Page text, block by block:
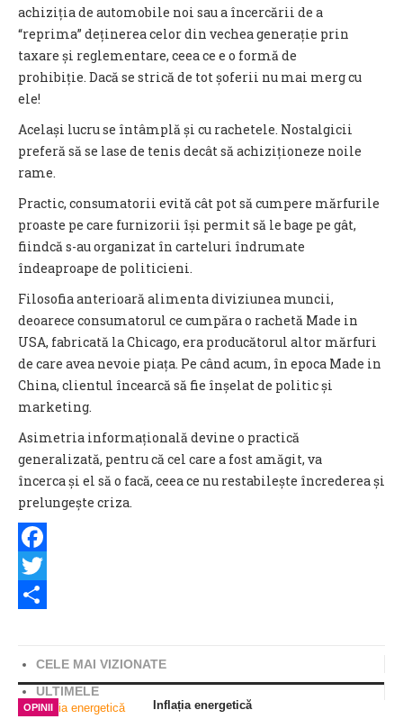
achiziția de automobile noi sau a încercării de a
“reprima” deținerea celor din vechea generație prin
taxare și reglementare, ceea ce e o formă de
prohibiție. Dacă se strică de tot șoferii nu mai merg cu
ele!
Același lucru se întâmplă și cu rachetele. Nostalgicii
preferă să se lase de tenis decât să achiziționeze noile
rame.
Practic, consumatorii evită cât pot să cumpere mărfurile
proaste pe care furnizorii își permit să le bage pe gât,
fiindcă s-au organizat în carteluri îndrumate
îndeaproape de politicieni.
Filosofia anterioară alimenta diviziunea muncii,
deoarece consumatorul ce cumpăra o rachetă Made in
USA, fabricată la Chicago, era producătorul altor mărfuri
de care avea nevoie piața. Pe când acum, în epoca Made in
China, clientul încearcă să fie înșelat de politic și
marketing.
Asimetria informațională devine o practică
generalizată, pentru că cel care a fost amăgit, va
încerca și el să o facă, ceea ce nu restabilește încrederea și
prelungește criza.
Facebook
Twitter
CELE MAI VIZIONATE
ULTIMELE
OPINII Inflația energetică